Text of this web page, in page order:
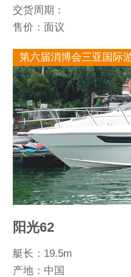
交货周期：
售价：面议
第六届消博会三亚国际
阳光62
艇长：19.5m
产地：中国